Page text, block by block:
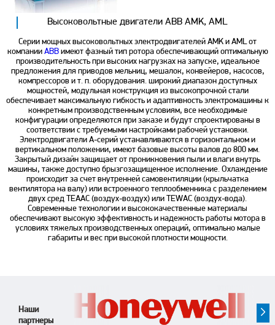
Высоковольтные двигатели ABB AMK, AML
Серии мощных высоковольтных электродвигателей AMK и AML от
компании ABBимеют фазный тип ротора обеспечивающий оптимальную
производительность при высоких нагрузках на запуске, идеальное
предложения для приводов мельниц, мешалок, конвейеров, насосов,
компрессоров и т. п. оборудования. широкий диапазон доступных
мощностей, модульная конструкция из высокопрочной стали
обеспечивает максимальную гибкость и адаптивность электромашины к
конкретным производственным условиям, все необходимые
конфигурации определяются при заказе и будут спроектированы в
соответствии с требуемыми настройками рабочей установки.
Электродвигатели A-серий устанавливаются в горизонтальном и
вертикальном положении, имеют базовые высоты валов до 800 мм.
Закрытый дизайн защищает от проникновения пыли и влаги внутрь
машины, также доступно брызгозащищенное исполнение. Охлаждение
происходит за счет внутренней самовентиляции (крыльчатка
вентилятора на валу) или встроенного теплообменника с разделением
двух сред TEAAC (воздух-воздух) или TEWAC (воздух-вода).
Современные технологии и высококачественные материалы
обеспечивают высокую эффективность и надежность работы мотора в
условиях тяжелых производственных операций, оптимально малые
габариты и вес при высокой плотности мощности.
Наши
партнеры